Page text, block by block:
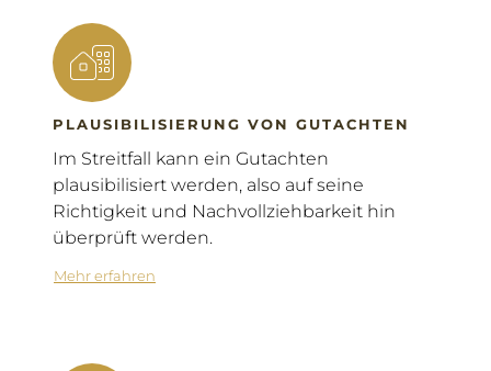
PLAUSIBILISIERUNG VON GUTACHTEN
Im Streitfall kann ein Gutachten
plausibilisiert werden, also auf seine
Richtigkeit und Nachvollziehbarkeit hin
überprüft werden.
Mehr erfahren